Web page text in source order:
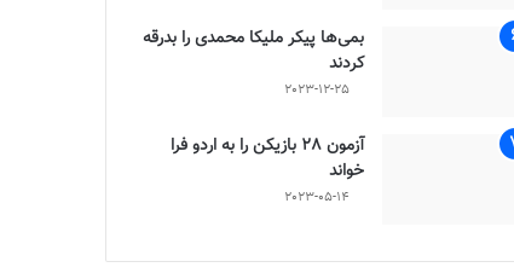
بمی‌ها پیکر ملیکا محمدی را بدرقه
کردند
2023-12-25
آزمون 28 بازیکن را به اردو فرا
خواند
2023-05-14